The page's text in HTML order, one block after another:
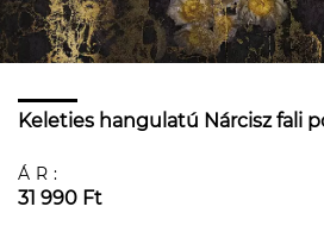
Keleties hangulatú Nárcisz fali
ÁR:
31 990 Ft